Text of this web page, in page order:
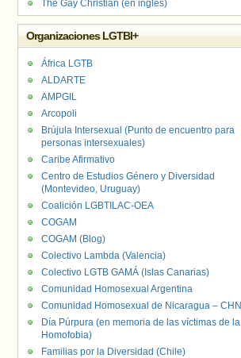
The Gay Christian (en inglés)
Organizaciones LGTBI+
África LGTB
ALDARTE
AMPGIL
Arcopoli
Brújula Intersexual (Punto de encuentro para
personas intersexuales)
Caribe Afirmativo
Centro de Estudios Género y Diversidad
(Montevideo, Uruguay)
Coalición LGBTILAC-OEA
COGAM
COGAM (Blog)
Colectivo Lambda (Valencia)
Colectivo LGTB GAMÁ (Islas Canarias)
Comunidad Homosexual Argentina
Comunidad Homosexual de Nicaragua – CHN
Día Púrpura (en memoria de las víctimas de la
Homofobia)
Familias por la Diversidad (Chile)